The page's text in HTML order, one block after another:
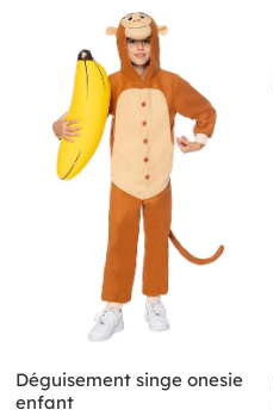
Déguisement singe onesie
enfant